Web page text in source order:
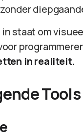
staat om
in realiteit.
Tools